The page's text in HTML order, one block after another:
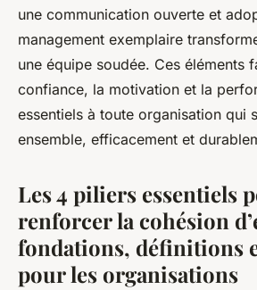
une communication ouverte et
management exemplaire
une équipe soudée. Ces éléments
confiance, la motivation et la
essentiels à toute organisation qui
ensemble, efficacement et
Les 4 piliers essentiels
renforcer la cohésion
fondations, définitions
pour les organisations